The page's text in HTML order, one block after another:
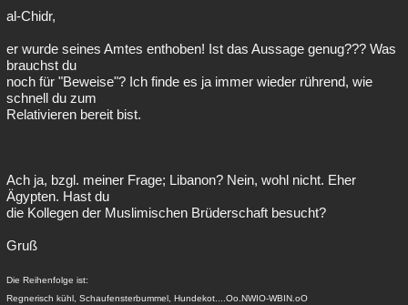
al-Chidr,
er wurde seines Amtes enthoben! Ist das Aussage genug??? Was
brauchst du
noch für "Beweise"? Ich finde es ja immer wieder rührend, wie
schnell du zum
Relativieren bereit bist.
Ach ja, bzgl. meiner Frage; Libanon? Nein, wohl nicht. Eher
Ägypten. Hast du
die Kollegen der Muslimischen Brüderschaft besucht?
Gruß
Die Reihenfolge ist:
Regnerisch kühl, Schaufensterbummel, Hundekot....Oo.NWIO-WBIN.oO